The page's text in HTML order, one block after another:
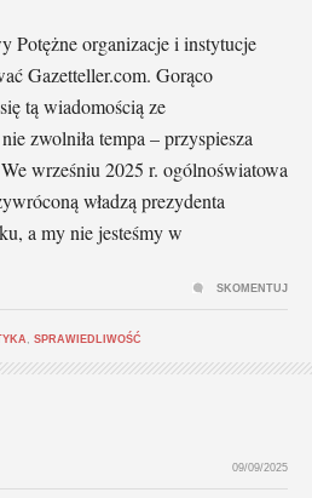
Potężne organizacje i instytucje
Gazetteller.com. Gorąco
tą wiadomością ze
zwolniła tempa – przyspiesza
wrześniu 2025 r. ogólnoświatowa
władzą prezydenta
a my nie jesteśmy w
SPRAWIEDLIWOŚĆ
SKOMENTUJ
09/09/2025